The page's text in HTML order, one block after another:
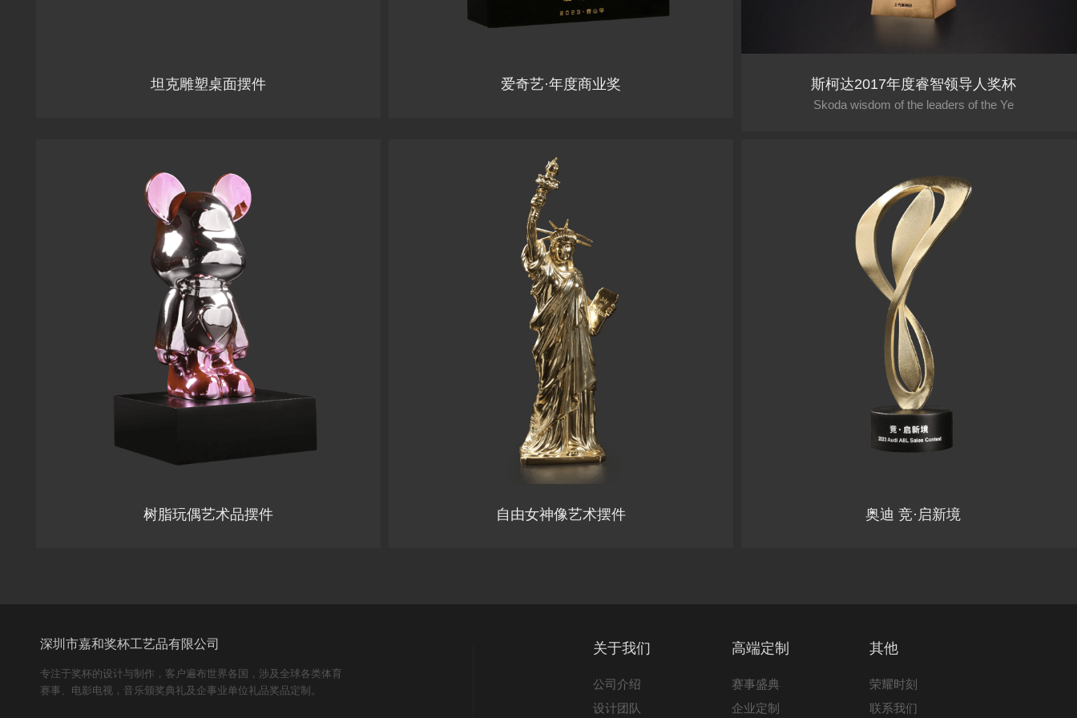
坦克雕塑桌面摆件 爱奇艺·年度商业奖 斯柯达2017年度睿智领导人奖杯
Skoda wisdom of the leaders of the Ye
树脂玩偶艺术品摆件 自由女神像艺术摆件 奥迪 竞·启新境
深圳市嘉和奖杯工艺品有限公司
专注于奖杯的设计与制作，客户遍布世界各国，涉及全球各类体育
赛事、电影电视，音乐颁奖典礼及企事业单位礼品奖品定制。
关于我们
公司介绍
设计团队
高端定制
赛事盛典
企业定制
其他
荣耀时刻
联系我们